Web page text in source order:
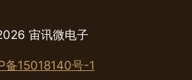
宙讯微电子
备15018140号-1